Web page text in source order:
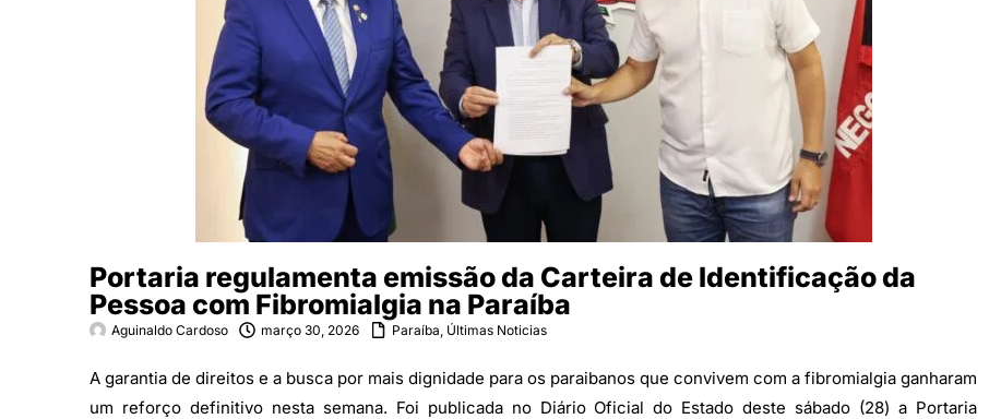
Portaria regulamenta emissão da Carteira de Identificação da
Pessoa com Fibromialgia na Paraíba
Aguinaldo Cardoso março 30, 2026 Paraíba Últimas Noticias
A garantia de direitos e a busca por mais dignidade para os paraibanos que convivem com a fibromialgia ganharam
um reforço definitivo nesta semana. Foi publicada no Diário Oficial do Estado deste sábado (28) a Portaria